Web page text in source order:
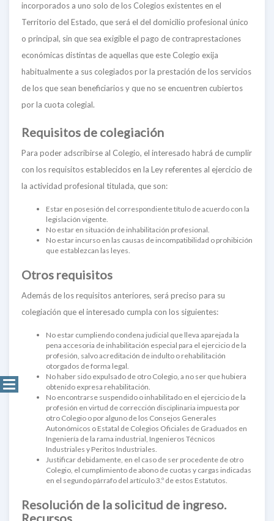
incorporados a uno solo de los Colegios existentes en el
Territorio del Estado, que será el del domicilio profesional único
o principal, sin que sea exigible el pago de contraprestaciones
económicas distintas de aquellas que este Colegio exija
habitualmente a sus colegiados por la prestación de los servicios
de los que sean beneficiarios y que no se encuentren cubiertos
por la cuota colegial.
Requisitos de colegiación
Para poder adscribirse al Colegio, el interesado habrá de cumplir
con los requisitos establecidos en la Ley referentes al ejercicio de
la actividad profesional titulada, que son:
Estar en posesión del correspondiente título de acuerdo con la
legislación vigente.
No estar en situación de inhabilitación profesional.
No estar incurso en las causas de incompatibilidad o prohibición
que establezcan las leyes.
Otros requisitos
Además de los requisitos anteriores, será preciso para su
colegiación que el interesado cumpla con los siguientes:
No estar cumpliendo condena judicial que lleva aparejada la
pena accesoria de inhabilitación especial para el ejercicio de la
profesión, salvo acreditación de indulto o rehabilitación
otorgados de forma legal.
No haber sido expulsado de otro Colegio, a no ser que hubiera
obtenido expresa rehabilitación.
No encontrarse suspendido o inhabilitado en el ejercicio de la
profesión en virtud de corrección disciplinaria impuesta por
otro Colegio o por alguno de los Consejos Generales
Autonómicos o Estatal de Colegios Oficiales de Graduados en
Ingeniería de la rama industrial, Ingenieros Técnicos
Industriales y Peritos Industriales.
Justificar debidamente, en el caso de ser procedente de otro
Colegio, el cumplimiento de abono de cuotas y cargas indicadas
en el segundo párrafo del artículo 3.º de estos Estatutos.
Resolución de la solicitud de ingreso.
Recursos